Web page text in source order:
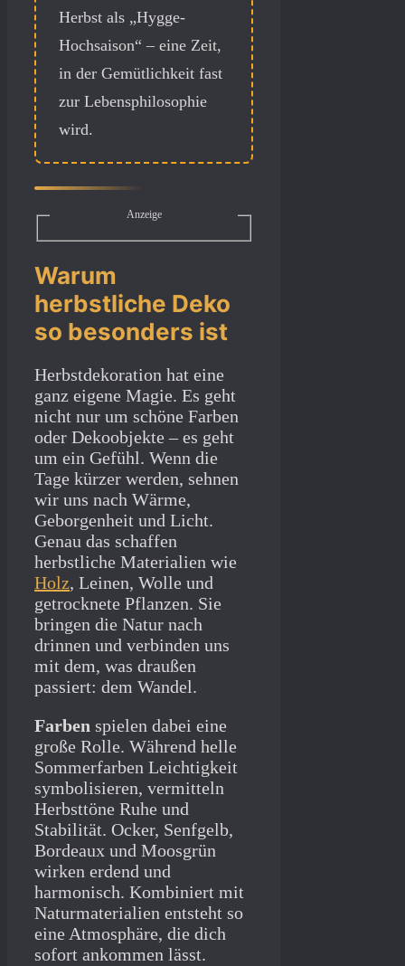
Herbst als „Hygge-
Hochsaison“ – eine Zeit,
in der Gemütlichkeit fast
zur Lebensphilosophie
wird.
Anzeige
Warum
herbstliche Deko
so besonders ist
Herbstdekoration hat eine
ganz eigene Magie. Es geht
nicht nur um schöne Farben
oder Dekoobjekte – es geht
um ein Gefühl. Wenn die
Tage kürzer werden, sehnen
wir uns nach Wärme,
Geborgenheit und Licht.
Genau das schaffen
herbstliche Materialien wie
Holz, Leinen, Wolle und
getrocknete Pflanzen. Sie
bringen die Natur nach
drinnen und verbinden uns
mit dem, was draußen
passiert: dem Wandel.
Farben spielen dabei eine
große Rolle. Während helle
Sommerfarben Leichtigkeit
symbolisieren, vermitteln
Herbsttöne Ruhe und
Stabilität. Ocker, Senfgelb,
Bordeaux und Moosgrün
wirken erdend und
harmonisch. Kombiniert mit
Naturmaterialien entsteht so
eine Atmosphäre, die dich
sofort ankommen lässt.